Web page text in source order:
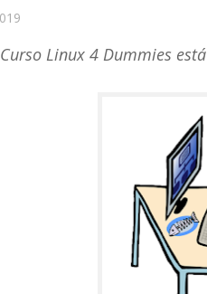
Curso Linux 4 Dummies